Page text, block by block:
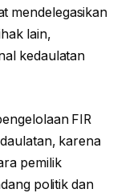
mendelegasikan
lain,
kedaulatan
FIR
karena
pemilik
politik dan